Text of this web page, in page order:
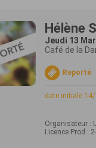
Hélène
Jeudi 13
Café de la
Reporté
date initiale
Organisateur :
Licence Prod :